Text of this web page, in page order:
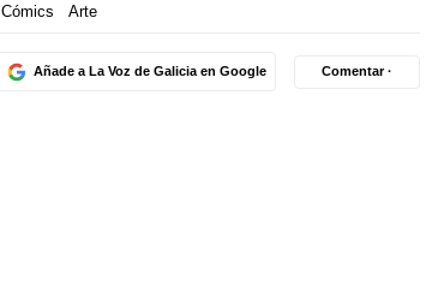
Cómics Arte
Añade a La Voz de Galicia en Google Comentar ·